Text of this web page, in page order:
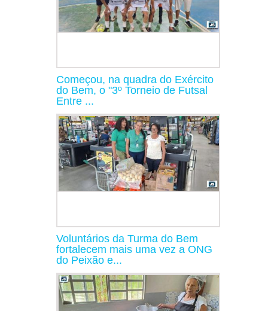
Começou, na quadra do Exército
do Bem, o "3º Torneio de Futsal
Entre ...
Voluntários da Turma do Bem
fortalecem mais uma vez a ONG
do Peixão e...